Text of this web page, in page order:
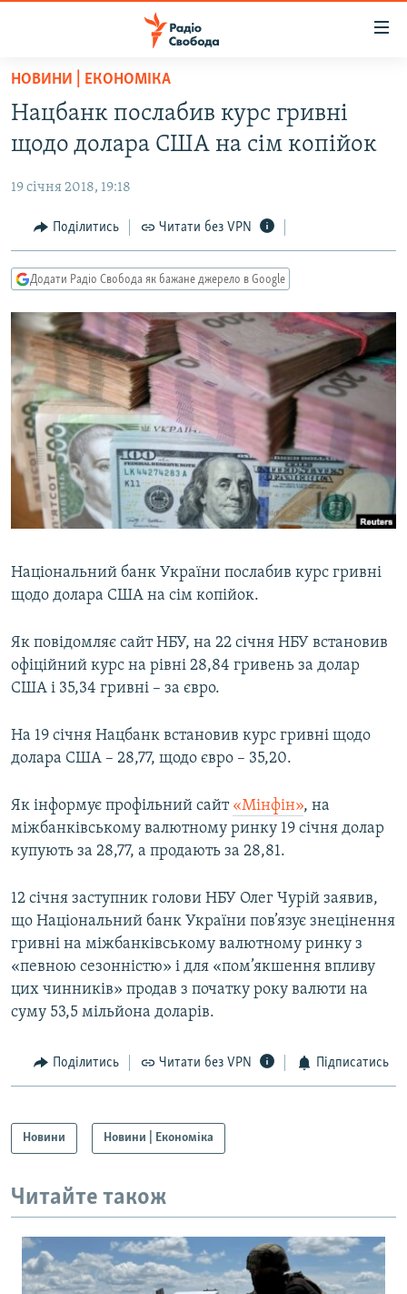
Перейти
основного
матеріалу
до
навігації
Перейти
до
РАДІО СВОБОДА – 70 РОКІВ
ВСЕ ЗА ДОБУ
ПОЛІТИКА
ЕКОНОМІКА
КУЛЬТУРА
СПОРТ
УКРАЇНА
СВІТ
ВІЙНА
РОСІЙСЬКА «ФІЛЬТРАЦІЯ»
КРИМ.РЕАЛІЇ
ТИ ЯК?
СХЕМИ
КИТАЙ.ВИКЛИКИ
МУЛЬТИМЕДІА
ФОТО
СПЕЦПРОЄКТИ
ПОДКАСТИ
КРИМ РЕАЛІЇ
РУС
КТАТ
Усі сайти RFE/RL
НОВИНИ | ЕКОНОМІКА
Нацбанк послабив курс гривні
щодо долара США на сім копійок
19 січня 2018, 19:18
Поділитись Читати без VPN
Додати Радіо Свобода як бажане джерело в Google
Національний банк України послабив курс гривні
щодо долара США на сім копійок.
Як повідомляє сайт НБУ, на 22 січня НБУ встановив
офіційний курс на рівні 28,84 гривень за долар
США і 35,34 гривні – за євро.
На 19 січня Нацбанк встановив курс гривні щодо
долара США – 28,77, щодо євро – 35,20.
Як інформує профільний сайт «Мінфін», на
міжбанківському валютному ринку 19 січня долар
купують за 28,77, а продають за 28,81.
12 січня заступник голови НБУ Олег Чурій заявив,
що Національний банк України пов’язує знецінення
гривні на міжбанківському валютному ринку з
«певною сезонністю» і для «пом’якшення впливу
цих чинників» продав з початку року валюти на
суму 53,5 мільйона доларів.
Поділитись Читати без VPN Підписатись
Новини Новини | Економіка
Читайте також